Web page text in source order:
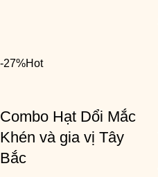
-27%Hot
Combo Hạt Dổi Mắc
Khén và gia vị Tây
Bắc